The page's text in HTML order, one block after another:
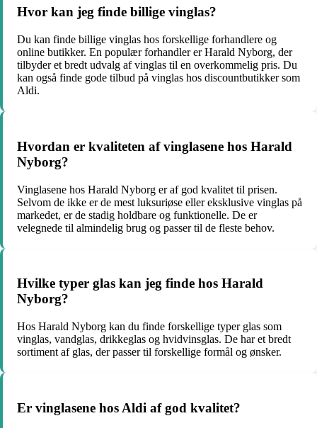
Hvor kan jeg finde billige vinglas?
Du kan finde billige vinglas hos forskellige forhandlere og
online butikker. En populær forhandler er Harald Nyborg, der
tilbyder et bredt udvalg af vinglas til en overkommelig pris. Du
kan også finde gode tilbud på vinglas hos discountbutikker som
Aldi.
Hvordan er kvaliteten af ​​vinglasene hos Harald
Nyborg?
Vinglasene hos Harald Nyborg er af god kvalitet til prisen.
Selvom de ikke er de mest luksuriøse eller eksklusive vinglas på
markedet, er de stadig holdbare og funktionelle. De er
velegnede til almindelig brug og passer til de fleste behov.
Hvilke typer glas kan jeg finde hos Harald
Nyborg?
Hos Harald Nyborg kan du finde forskellige typer glas som
vinglas, vandglas, drikkeglas og hvidvinsglas. De har et bredt
sortiment af glas, der passer til forskellige formål og ønsker.
Er vinglasene hos Aldi af god kvalitet?